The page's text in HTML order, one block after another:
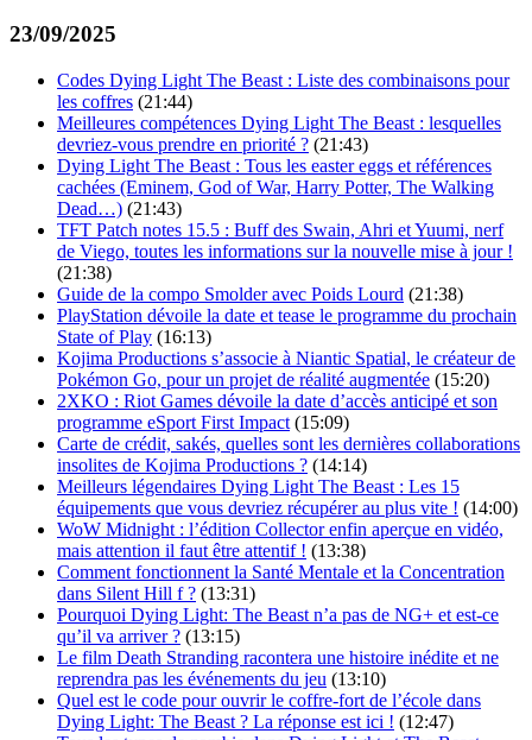
23/09/2025
Codes Dying Light The Beast : Liste des combinaisons pour
les coffres (21:44)
Meilleures compétences Dying Light The Beast : lesquelles
devriez-vous prendre en priorité ? (21:43)
Dying Light The Beast : Tous les easter eggs et références
cachées (Eminem, God of War, Harry Potter, The Walking
Dead…) (21:43)
TFT Patch notes 15.5 : Buff des Swain, Ahri et Yuumi, nerf
de Viego, toutes les informations sur la nouvelle mise à jour !
(21:38)
Guide de la compo Smolder avec Poids Lourd (21:38)
PlayStation dévoile la date et tease le programme du prochain
State of Play (16:13)
Kojima Productions s’associe à Niantic Spatial, le créateur de
Pokémon Go, pour un projet de réalité augmentée (15:20)
2XKO : Riot Games dévoile la date d’accès anticipé et son
programme eSport First Impact (15:09)
Carte de crédit, sakés, quelles sont les dernières collaborations
insolites de Kojima Productions ? (14:14)
Meilleurs légendaires Dying Light The Beast : Les 15
équipements que vous devriez récupérer au plus vite ! (14:00)
WoW Midnight : l’édition Collector enfin aperçue en vidéo,
mais attention il faut être attentif ! (13:38)
Comment fonctionnent la Santé Mentale et la Concentration
dans Silent Hill f ? (13:31)
Pourquoi Dying Light: The Beast n’a pas de NG+ et est-ce
qu’il va arriver ? (13:15)
Le film Death Stranding racontera une histoire inédite et ne
reprendra pas les événements du jeu (13:10)
Quel est le code pour ouvrir le coffre-fort de l’école dans
Dying Light: The Beast ? La réponse est ici ! (12:47)